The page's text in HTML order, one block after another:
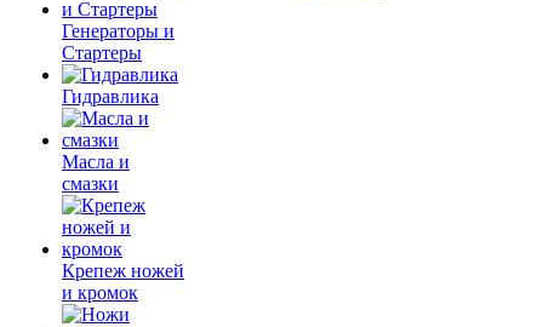
Генераторы и
Стартеры
Гидравлика
Масла и
смазки
Крепеж ножей
и кромок